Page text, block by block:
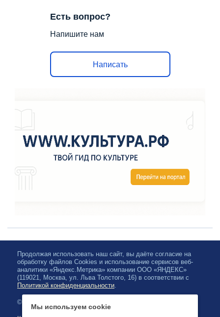
Есть вопрос?
Напишите нам
Написать
Продолжая использовать наш сайт, вы даёте согласие на
обработку файлов Cookies и использование сервисов веб-
аналитики «Яндекс.Метрика» компании ООО «ЯНДЕКС»
(119021, Москва, ул. Льва Толстого, 16) в соответствии с
Политикой конфиденциальности
© 2026, Карельская Государственная филармония
Мы используем cookie